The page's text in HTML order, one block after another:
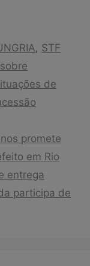
, STF
de
promete
em Rio
entrega
participa de